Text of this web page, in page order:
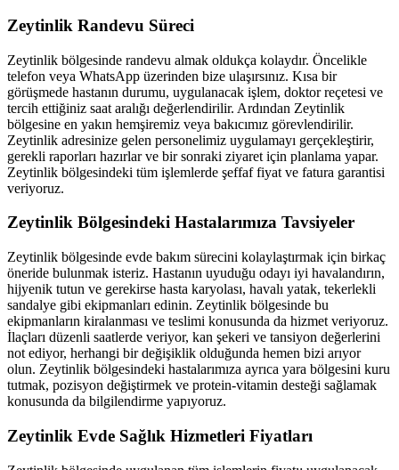
Zeytinlik Randevu Süreci
Zeytinlik bölgesinde randevu almak oldukça kolaydır. Öncelikle
telefon veya WhatsApp üzerinden bize ulaşırsınız. Kısa bir
görüşmede hastanın durumu, uygulanacak işlem, doktor reçetesi ve
tercih ettiğiniz saat aralığı değerlendirilir. Ardından Zeytinlik
bölgesine en yakın hemşiremiz veya bakıcımız görevlendirilir.
Zeytinlik adresinize gelen personelimiz uygulamayı gerçekleştirir,
gerekli raporları hazırlar ve bir sonraki ziyaret için planlama yapar.
Zeytinlik bölgesindeki tüm işlemlerde şeffaf fiyat ve fatura garantisi
veriyoruz.
Zeytinlik Bölgesindeki Hastalarımıza Tavsiyeler
Zeytinlik bölgesinde evde bakım sürecini kolaylaştırmak için birkaç
öneride bulunmak isteriz. Hastanın uyuduğu odayı iyi havalandırın,
hijyenik tutun ve gerekirse hasta karyolası, havalı yatak, tekerlekli
sandalye gibi ekipmanları edinin. Zeytinlik bölgesinde bu
ekipmanların kiralanması ve teslimi konusunda da hizmet veriyoruz.
İlaçları düzenli saatlerde veriyor, kan şekeri ve tansiyon değerlerini
not ediyor, herhangi bir değişiklik olduğunda hemen bizi arıyor
olun. Zeytinlik bölgesindeki hastalarımıza ayrıca yara bölgesini kuru
tutmak, pozisyon değiştirmek ve protein-vitamin desteği sağlamak
konusunda da bilgilendirme yapıyoruz.
Zeytinlik Evde Sağlık Hizmetleri Fiyatları